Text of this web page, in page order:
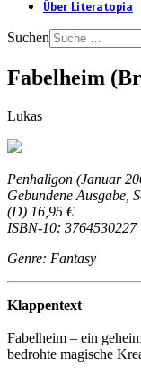
Über Literatopia
Suchen
Fabelheim
Lukas
Penhaligon (Januar
Gebundene Ausgabe,
(D) 16,95 €
ISBN-10: 3764530227
Genre: Fantasy
Klappentext
Fabelheim – ein
bedrohte magische